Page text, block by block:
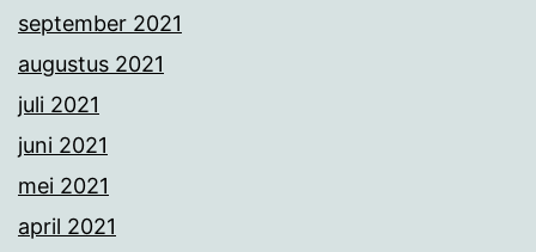
september 2021
augustus 2021
juli 2021
juni 2021
mei 2021
april 2021